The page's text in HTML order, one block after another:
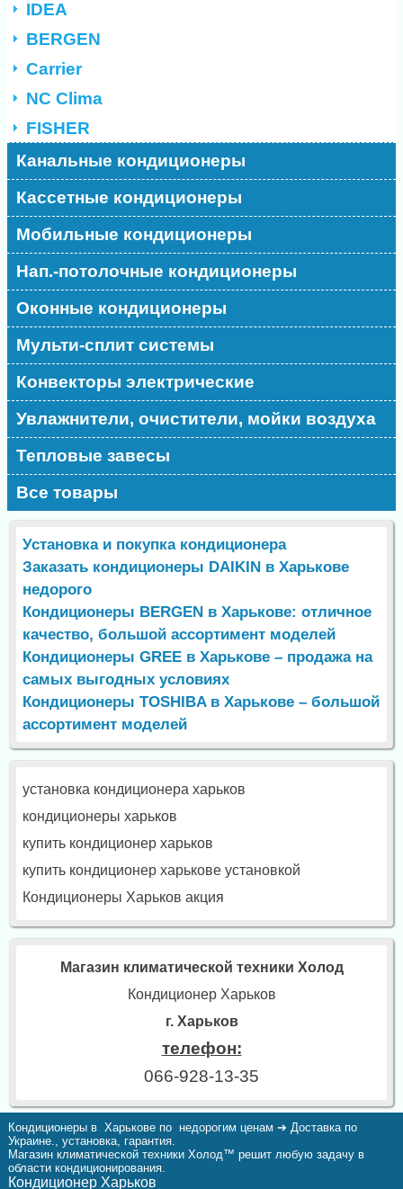
IDEA
BERGEN
Carrier
NC Clima
FISHER
Канальные кондиционеры
Кассетные кондиционеры
Мобильные кондиционеры
Нап.-потолочные кондиционеры
Оконные кондиционеры
Мульти-сплит системы
Конвекторы электрические
Увлажнители, очистители, мойки воздуха
Тепловые завесы
Все товары
Установка и покупка кондиционера
Заказать кондиционеры DAIKIN в Харькове
недорого
Кондиционеры BERGEN в Харькове: отличное
качество, большой ассортимент моделей
Кондиционеры GREE в Харькове – продажа на
самых выгодных условиях
Кондиционеры TOSHIBA в Харькове – большой
ассортимент моделей
установка кондиционера харьков
кондиционеры харьков
купить кондиционер харьков
купить кондиционер харькове установкой
Кондиционеры Харьков акция
Магазин климатической техники Холод
Кондиционер Харьков
г. Харьков
телефон:
066-928-13-35
Кондиционеры в Харькове по недорогим ценам ➔ Доставка по
Украине., установка, гарантия.
Магазин климатической техники Холод™ решит любую задачу в
области кондиционирования.
Кондиционер Харьков